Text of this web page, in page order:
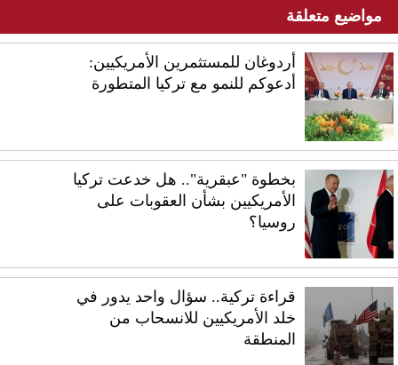
مواضيع متعلقة
أردوغان للمستثمرين الأمريكيين:
أدعوكم للنمو مع تركيا المتطورة
بخطوة "عبقرية".. هل خدعت تركيا
الأمريكيين بشأن العقوبات على
روسيا؟
قراءة تركية.. سؤال واحد يدور في
خلد الأمريكيين للانسحاب من
المنطقة